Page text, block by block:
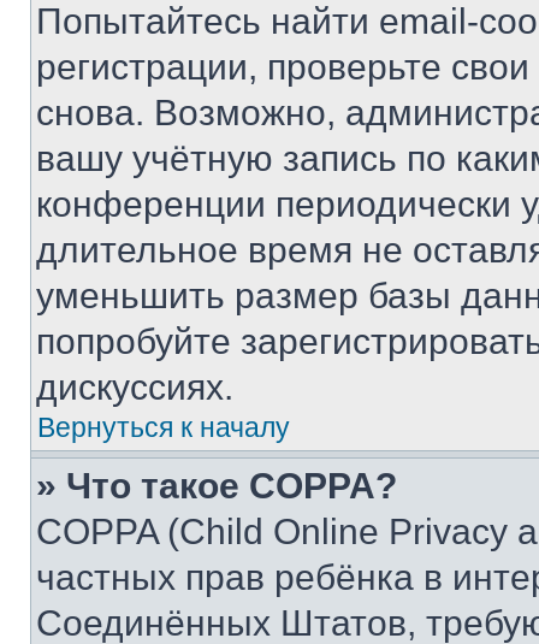
Попытайтесь найти email-
регистрации, проверьте
снова. Возможно,
вашу учётную запись по
конференции периодически
длительное время не
уменьшить размер базы
попробуйте
дискуссиях.
Вернуться к началу
» Что такое COPPA?
COPPA (Child Online Privacy
частных прав ребёнка в
Соединённых Штатов,